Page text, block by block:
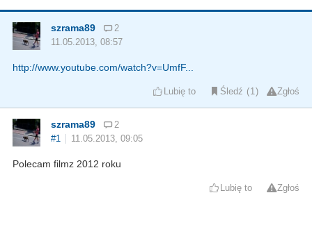
szrama89
2
11.05.2013, 08:57
http://www.youtube.com/watch?v=UmfF...
Lubię to Śledź 1 Zgłoś
szrama89
2
#1
11.05.2013, 09:05
Polecam filmz 2012 roku
Lubię to Zgłoś